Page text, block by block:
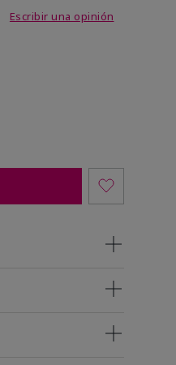
Escribir una opinión